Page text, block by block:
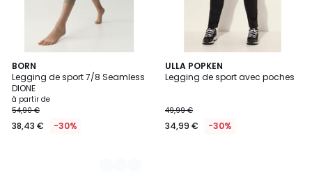
BORN
Legging de sport 7/8 Seamless
DIONE
à partir de
54,90 €
38,43 € -30%
2
Couleurs
ULLA POPKEN
Legging de sport avec poches
49,99 €
34,99 € -30%